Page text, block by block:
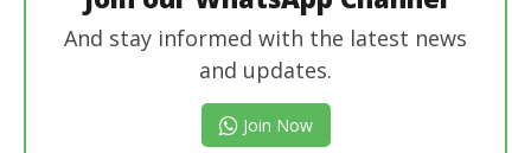
And stay informed with the latest news
and updates.
Join Now